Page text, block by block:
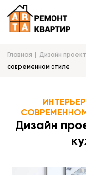
Главная Дизайн
современном стиле
Дизайн